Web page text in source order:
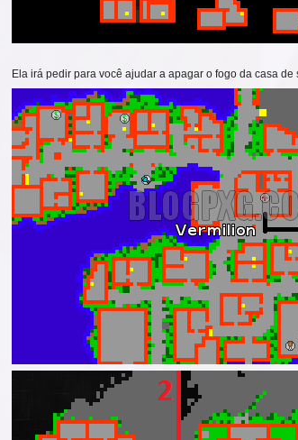
Ela irá pedir para você ajudar a apagar o fogo da casa de